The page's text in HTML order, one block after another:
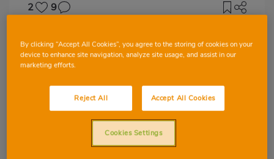
2 9
D.O NAVARRA
Vi Homenaje Criança
MERLOT
By clicking “Accept All Cookies”, you agree to the storing of cookies on your
device to enhance site navigation, analyze site usage, and assist in our
marketing efforts.
Reject All Accept All Cookies
Cookies Settings